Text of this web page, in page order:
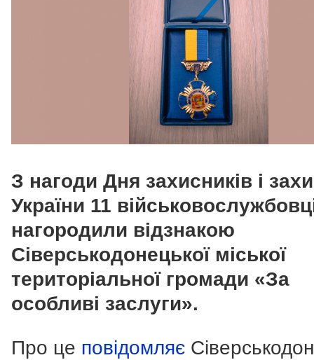
З нагоди Дня захисників і
України 11
нагородили відзнакою
Сіверськодонецької міської
територіальної громади «За
особливі заслуги».
Про це повідомляє